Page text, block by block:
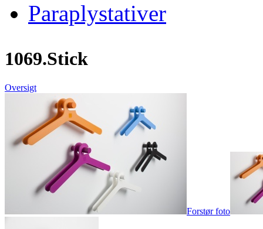
Paraplystativer
1069.Stick
Oversigt
Forstør foto